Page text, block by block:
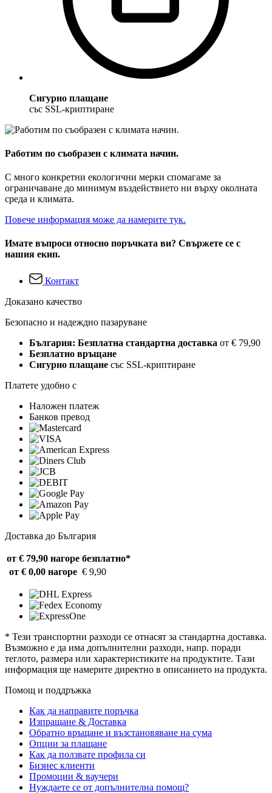
Сигурно плащане
със SSL-криптиране
Работим по съобразен с климата начин.
С много конкретни екологични мерки спомагаме за
ограничаване до минимум въздействието ни върху околната
среда и климата.
Повече информация може да намерите тук.
Имате въпроси относно поръчката ви? Свържете се с
нашия екип.
Контакт
Доказано качество
Безопасно и надеждно пазаруване
България: Безплатна стандартна доставка от € 79,90
Безплатно връщане
Сигурно плащане със SSL-криптиране
Платете удобно с
Наложен платеж
Банков превод
Доставка до България
от € 79,90 нагоре безплатно*
от € 0,00 нагоре € 9,90
* Тези транспортни разходи се отнасят за стандартна доставка.
Възможно е да има допълнителни разходи, напр. поради
теглото, размера или характеристиките на продуктите. Тази
информация ще намерите директно в описанието на продукта.
Помощ и поддръжка
Как да направите поръчка
Изпращане & Доставка
Обратно връщане и възстановяване на сума
Опции за плащане
Как да ползвате профила си
Бизнес клиенти
Промоции & ваучери
Нуждаете се от допълнителна помощ?